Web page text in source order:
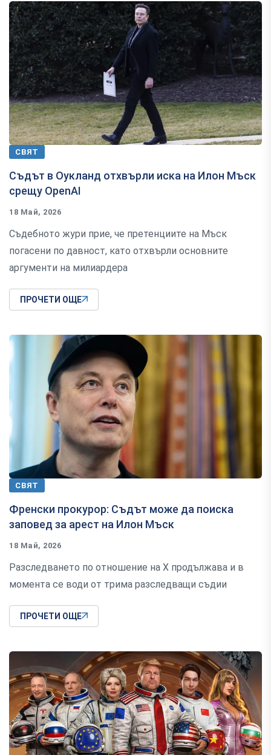
СВЯТ
Съдът в Оукланд отхвърли иска на Илон Мъск
срещу OpenAI
18 Май, 2026
Съдебното жури прие, че претенциите на Мъск
погасени по давност, като отхвърли основните
аргументи на милиардера
ПРОЧЕТИ ОЩЕ
СВЯТ
Френски прокурор: Съдът може да поиска
заповед за арест на Илон Мъск
18 Май, 2026
Разследването по отношение на X продължава и в
момента се води от трима разследващи съдии
ПРОЧЕТИ ОЩЕ